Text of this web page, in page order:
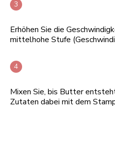
Erhöhen Sie die
mittelhohe Stufe
Mixen Sie, bis Butter
Zutaten dabei mit dem